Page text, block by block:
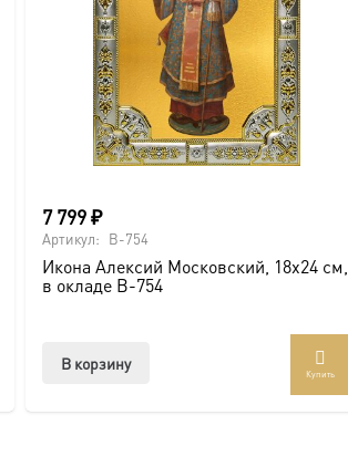
в окладе и киоте.
7 799₽
Артикул: B-754
Икона Алексий Московский, 18х24 см,
в окладе B-754
В корзину
Купить